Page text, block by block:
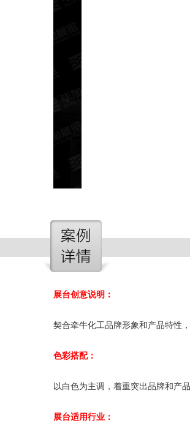
展台创意说明：
契合牵牛化工品牌形象和产品特性
色彩搭配：
以白色为主调，着重突出品牌和产
展台适用行业：